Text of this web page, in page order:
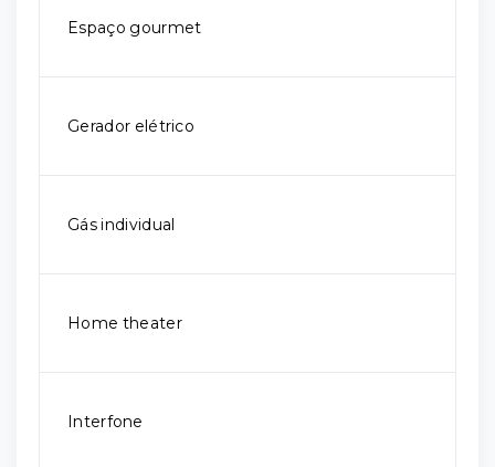
Espaço gourmet
Gerador elétrico
Gás individual
Home theater
Interfone